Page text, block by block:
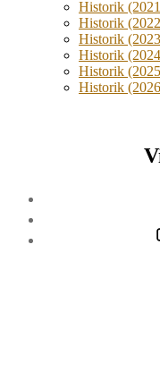
Historik
Historik
Historik
Historik
Historik
Historik